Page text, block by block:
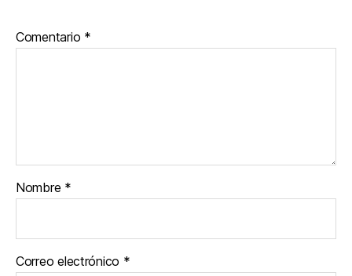
Comentario *
Nombre *
Correo electrónico *